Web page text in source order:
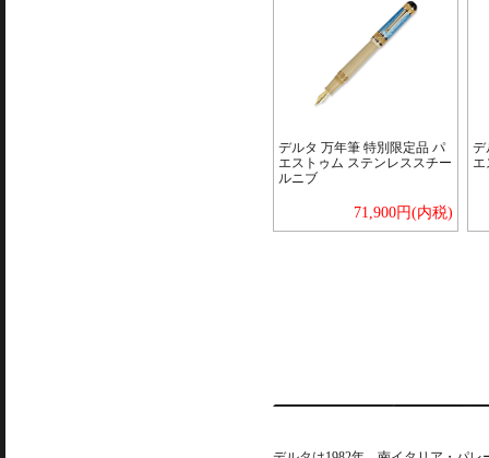
デルタ 万年筆 特別限定品 パ
エストゥム ステンレススチー
ルニブ
71,900円(内税)
デ
エ